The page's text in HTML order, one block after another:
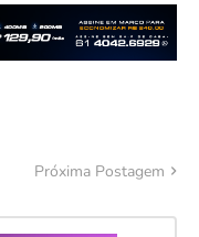
Próxima Postagem